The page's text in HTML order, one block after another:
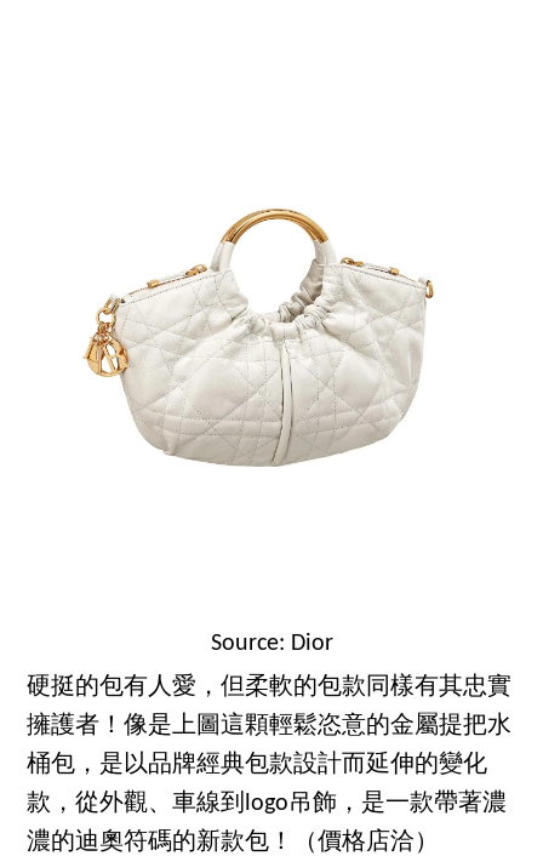
Source: Dior
硬挺的包有人愛，但柔軟的包款同樣有其忠實
擁護者！像是上圖這顆輕鬆恣意的金屬提把水
桶包，是以品牌經典包款設計而延伸的變化
款，從外觀、車線到logo吊飾，是一款帶著濃
濃的迪奧符碼的新款包！（價格店洽）